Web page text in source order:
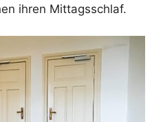
ihren Mittagsschlaf.